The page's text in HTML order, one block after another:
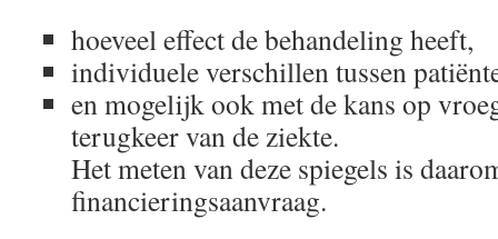
hoeveel effect de behandeling heeft,
individuele verschillen tussen
en mogelijk ook met de kans op
terugkeer van de ziekte.
Het meten van deze spiegels is
financieringsaanvraag.